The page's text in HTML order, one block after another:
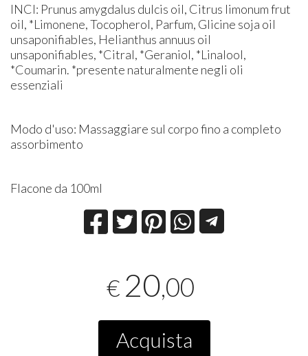
INCI: Prunus amygdalus dulcis oil, Citrus limonum frut
oil, *Limonene, Tocopherol, Parfum, Glicine soja oil
unsaponifiables, Helianthus annuus oil
unsaponifiables, *Citral, *Geraniol, *Linalool,
*Coumarin. *presente naturalmente negli oli
essenziali
Modo d'uso: Massaggiare sul corpo fino a completo
assorbimento
Flacone da 100ml
€ 20,00
Acquista